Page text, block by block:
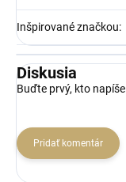
Inšpirované značkou:
Diskusia
Buďte prvý, kto
Pridať komentár